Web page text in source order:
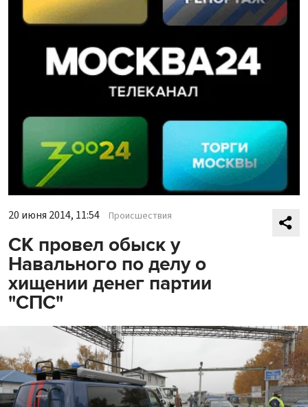
20 июня 2014, 11:54 Происшествия
СК провел обыск у
Навального по делу о
хищении денег партии
"СПС"